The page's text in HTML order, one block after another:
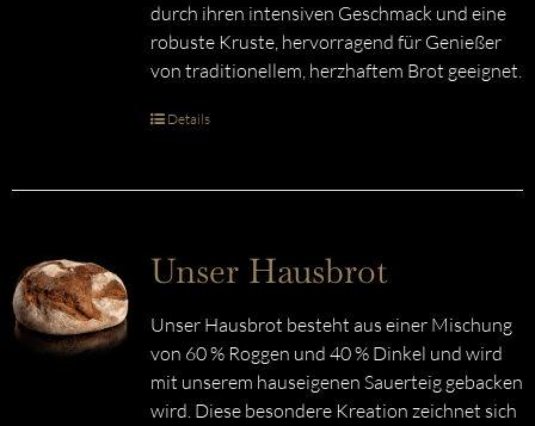
durch ihren intensiven Geschmack und eine
robuste Kruste, hervorragend für Genießer
von traditionellem, herzhaftem Brot geeignet.
Details
Unser Hausbrot
Unser Hausbrot besteht aus einer Mischung
von 60 % Roggen und 40 % Dinkel und wird
mit unserem hauseigenen Sauerteig gebacken
wird. Diese besondere Kreation zeichnet sich